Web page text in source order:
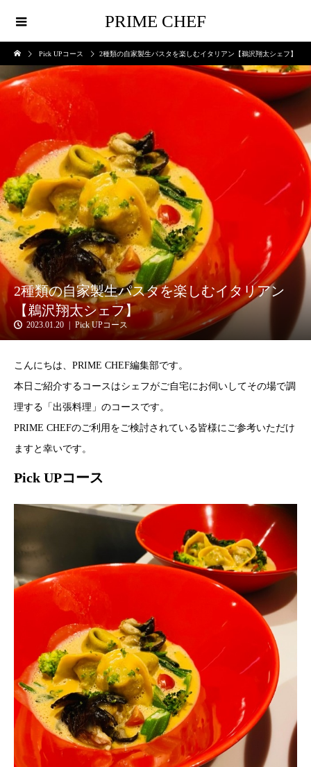
PRIME CHEF
Pick UPコース 2種類の自家製生パスタを楽しむイタリアン【鵜沢翔太シェフ】
2種類の自家製生パスタを楽しむイタリアン
【鵜沢翔太シェフ】
2023.01.20 Pick UPコース
こんにちは、PRIME CHEF編集部です。
本日ご紹介するコースはシェフがご自宅にお伺いしてその場で調
理する「出張料理」のコースです。
PRIME CHEFのご利用をご検討されている皆様にご参考いただけ
ますと幸いです。
Pick UPコース